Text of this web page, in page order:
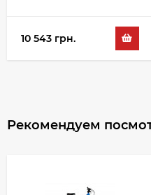
10 543 грн.
Рекомендуем